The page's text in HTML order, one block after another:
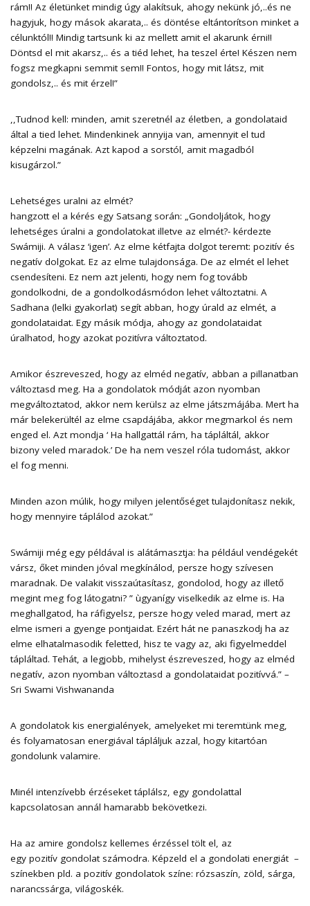
rám!! Az életünket mindig úgy alakítsuk, ahogy nekünk jó,..és ne
hagyjuk, hogy mások akarata,.. és döntése eltántorítson minket a
célunktól!! Mindig tartsunk ki az mellett amit el akarunk érni!!
Döntsd el mit akarsz,.. és a tiéd lehet, ha teszel érte! Készen nem
fogsz megkapni semmit sem!! Fontos, hogy mit látsz, mit
gondolsz,.. és mit érzel!”
,,Tudnod kell: minden, amit szeretnél az életben, a gondolataid
által a tied lehet. Mindenkinek annyija van, amennyit el tud
képzelni magának. Azt kapod a sorstól, amit magadból
kisugárzol.”
Lehetséges uralni az elmét?
hangzott el a kérés egy Satsang során: „Gondoljátok, hogy
lehetséges úralni a gondolatokat illetve az elmét?- kérdezte
Swámiji. A válasz ‘igen’. Az elme kétfajta dolgot teremt: pozitív és
negatív dolgokat. Ez az elme tulajdonsága. De az elmét el lehet
csendesíteni. Ez nem azt jelenti, hogy nem fog tovább
gondolkodni, de a gondolkodásmódon lehet változtatni. A
Sadhana (lelki gyakorlat) segít abban, hogy úrald az elmét, a
gondolataidat. Egy másik módja, ahogy az gondolataidat
úralhatod, hogy azokat pozitívra változtatod.
Amikor észreveszed, hogy az elméd negatív, abban a pillanatban
változtasd meg. Ha a gondolatok módját azon nyomban
megváltoztatod, akkor nem kerülsz az elme játszmájába. Mert ha
már belekerültél az elme csapdájába, akkor megmarkol és nem
enged el. Azt mondja ‘ Ha hallgattál rám, ha tápláltál, akkor
bizony veled maradok.’ De ha nem veszel róla tudomást, akkor
el fog menni.
Minden azon múlik, hogy milyen jelentőséget tulajdonítasz nekik,
hogy mennyire táplálod azokat.”
Swámiji még egy példával is alátámasztja: ha például vendégekét
vársz, őket minden jóval megkínálod, persze hogy szívesen
maradnak. De valakit visszaútasítasz, gondolod, hogy az illető
megint meg fog látogatni? ” ùgyanígy viselkedik az elme is. Ha
meghallgatod, ha ráfigyelsz, persze hogy veled marad, mert az
elme ismeri a gyenge pontjaidat. Ezért hát ne panaszkodj ha az
elme elhatalmasodik feletted, hisz te vagy az, aki figyelmeddel
tápláltad. Tehát, a legjobb, mihelyst észreveszed, hogy az elméd
negatív, azon nyomban változtasd a gondolataidat pozitívvá.” –
Sri Swami Vishwananda
A gondolatok kis energialények, amelyeket mi teremtünk meg,
és folyamatosan energiával tápláljuk azzal, hogy kitartóan
gondolunk valamire.
Minél intenzívebb érzéseket táplálsz, egy gondolattal
kapcsolatosan annál hamarabb bekövetkezi.
Ha az amire gondolsz kellemes érzéssel tölt el, az
egy pozitív gondolat számodra. Képzeld el a gondolati energiát –
színekben pld. a pozitív gondolatok színe: rózsaszín, zöld, sárga,
narancssárga, világoskék.